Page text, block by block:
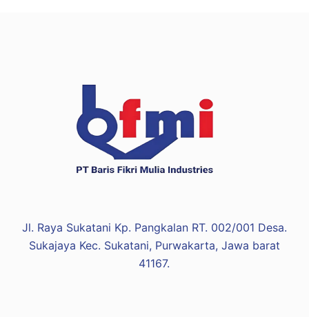
Jl. Raya Sukatani Kp. Pangkalan RT. 002/001 Desa.
Sukajaya Kec. Sukatani, Purwakarta, Jawa barat
41167.